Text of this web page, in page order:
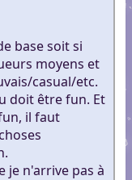
base soit si
moyens et
casual/etc.
doit être fun. Et
il faut
je n'arrive pas à